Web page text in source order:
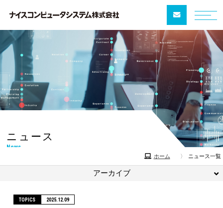
ニュース
News
ホーム ニュース一覧
アーカイブ
TOPICS 2025.12.09